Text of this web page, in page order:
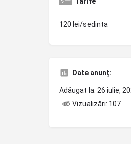
120 lei/sedinta
Date anunț:
Adăugat la: 26 iulie,
Vizualizări: 107